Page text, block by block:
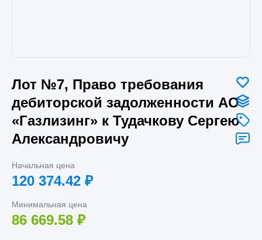
Лот №7, Право требования
дебиторской задолженности АО
«Газлизинг» к Тудачкову Сергею
Александровичу
Начальная цена
120 374.42 ₽
Минимальная цена
86 669.58 ₽